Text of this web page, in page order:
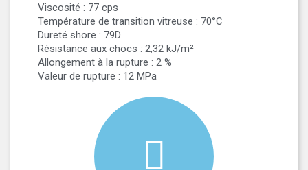
Viscosité : 77 cps
Température de transition vitreuse : 70°C
Dureté shore : 79D
Résistance aux chocs : 2,32 kJ/m²
Allongement à la rupture : 2 %
Valeur de rupture : 12 MPa